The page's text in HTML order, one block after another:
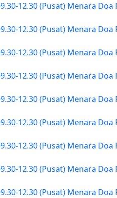
12.30 (Pusat) Menara
12.30 (Pusat) Menara
12.30 (Pusat) Menara
12.30 (Pusat) Menara
12.30 (Pusat) Menara
12.30 (Pusat) Menara
12.30 (Pusat) Menara
12.30 (Pusat) Menara
12.30 (Pusat) Menara